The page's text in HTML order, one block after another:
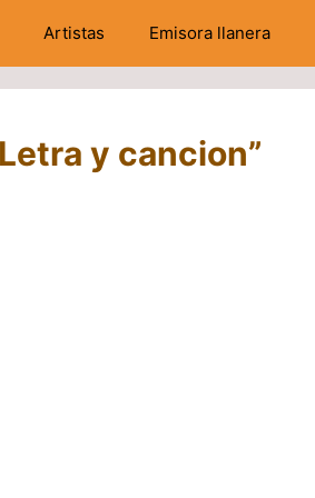
Artistas Emisora llanera
y cancion”